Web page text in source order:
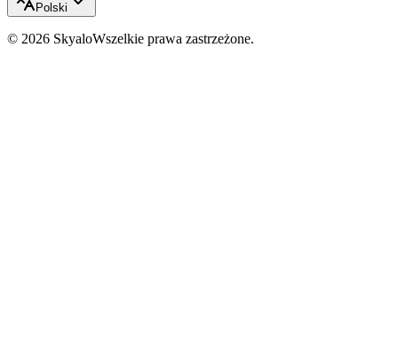
Polski
© 2026 SkyaloWszelkie prawa zastrzeżone.